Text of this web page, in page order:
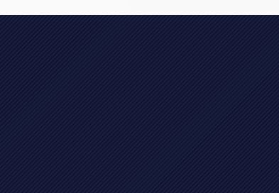
🇳🇱 🥇🏆 Vajèn le
Nederlands
dressuur cat. A/B